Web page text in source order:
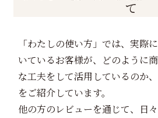
て
「わたしの使い方」では、実際
いているお客様が、どのように
な工夫をして活用しているのか
をご紹介しています。
他の方のレビューを通じて、日